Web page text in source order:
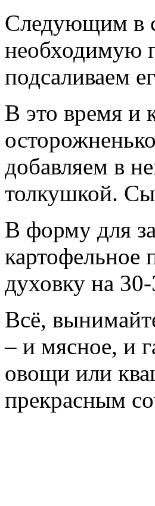
Следующим в
необходимую
подсаливаем
В это время и
добавляем в
толкушкой.
В форму для
духовку на
Всё,
– и мясное, и
овощи или
прекрасным